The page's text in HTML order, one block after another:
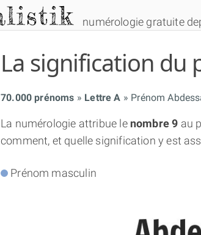
numérologie gratuite
La signification du
70.000 prénoms Lettre A Prénom
La numérologie attribue le nombre 9 au
comment, et quelle signification y est
Prénom masculin